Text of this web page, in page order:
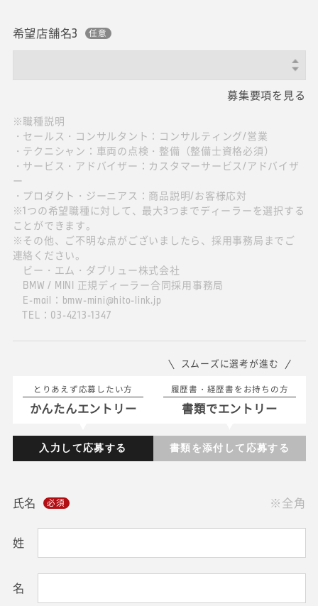
希望店舗名3
募集要項を見る
※職種説明
・セールス・コンサルタント：コンサルティング/営業
・テクニシャン：車両の点検・整備（整備士資格必須）
・サービス・アドバイザー：カスタマーサービス/アドバイザ
ー
・プロダクト・ジーニアス：商品説明/お客様応対
※1つの希望職種に対して、最大3つまでディーラーを選択する
ことができます。
※その他、ご不明な点がございましたら、採用事務局までご
連絡ください。
ビー・エム・ダブリュー株式会社
BMW / MINI 正規ディーラー合同採用事務局
E-mail：bmw-mini@hito-link.jp
TEL：03-4213-1347
とりあえず応募したい方
かんたんエントリー
入力して応募する
スムーズに選考が進む
履歴書・経歴書をお持ちの方
書類でエントリー
書類を添付して応募する
氏名
姓
名
※全角